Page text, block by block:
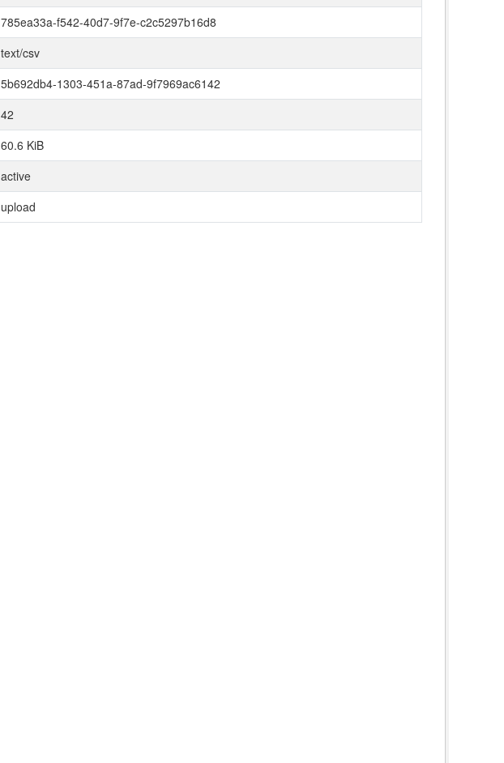
785ea33a-f542-40d7-9f7e-c2c5297b16d8
text/csv
5b692db4-1303-451a-87ad-9f7969ac6142
42
60.6 KiB
active
upload